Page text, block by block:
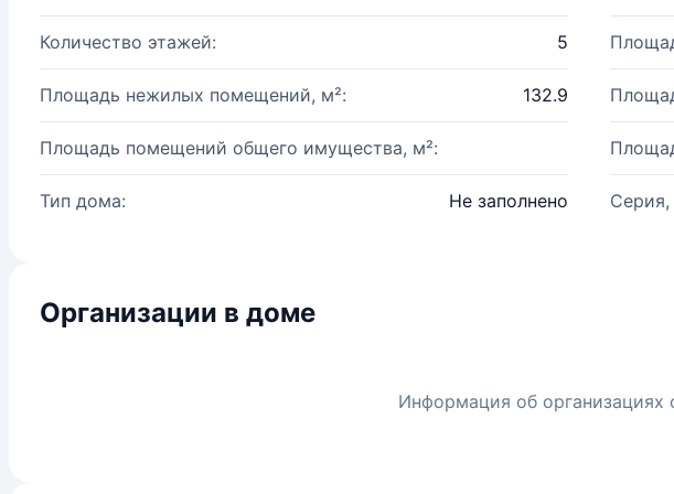
Количество этажей: 5
Площадь нежилых помещений, м²: 132.9
Площадь помещений общего имущества, м²:
Тип дома: Не заполнено Серия,
Организации в доме
Информация об организациях